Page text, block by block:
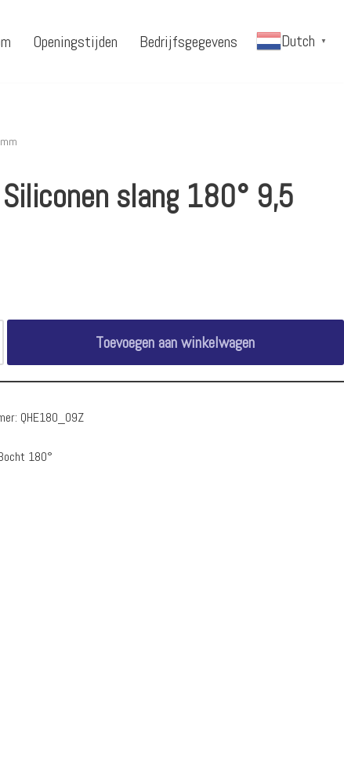
Openingstijden Bedrijfsgegevens Dutch ▼
Siliconen slang 180° 9,5
Toevoegen aan winkelwagen
QHE180_09Z
180°